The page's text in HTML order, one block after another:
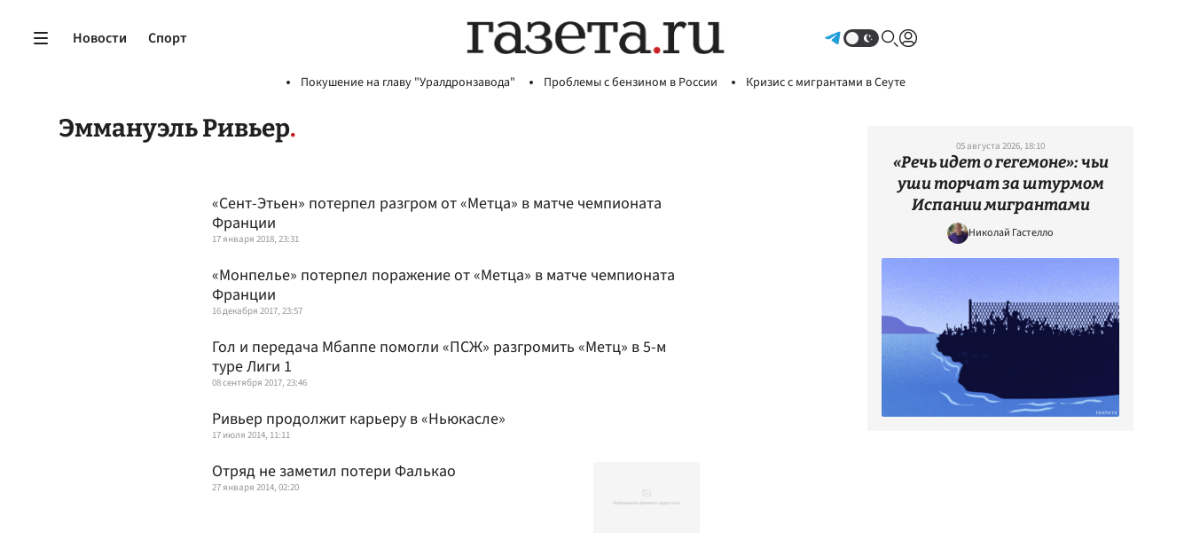
Новости Спорт
Покушение на главу "Уралдронзавода" Проблемы с бензином в России Кризис с мигрантами в Сеуте
Эммануэль Ривьер
«Сент-Этьен» потерпел разгром от «Метца» в матче чемпионата
Франции
17 января 2018, 23:31
«Монпелье» потерпел поражение от «Метца» в матче чемпионата
Франции
16 декабря 2017, 23:57
Гол и передача Мбаппе помогли «ПСЖ» разгромить «Метц» в 5-м
туре Лиги 1
08 сентября 2017, 23:46
Ривьер продолжит карьеру в «Ньюкасле»
17 июля 2014, 11:11
Отряд не заметил потери Фалькао
27 января 2014, 02:20
05 августа 2026, 18:10
«Речь идет о гегемоне»: чьи
уши торчат за штурмом
Испании мигрантами
Николай Гастелло